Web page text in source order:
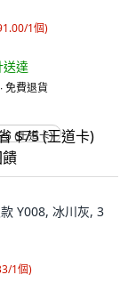
1個)
送達
免費退貨
(王道卡)
Y008, 冰川灰, 3
1個)